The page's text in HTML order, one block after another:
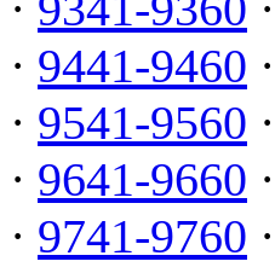
· 9441-9460 ·
· 9541-9560 ·
· 9641-9660 ·
· 9741-9760 ·